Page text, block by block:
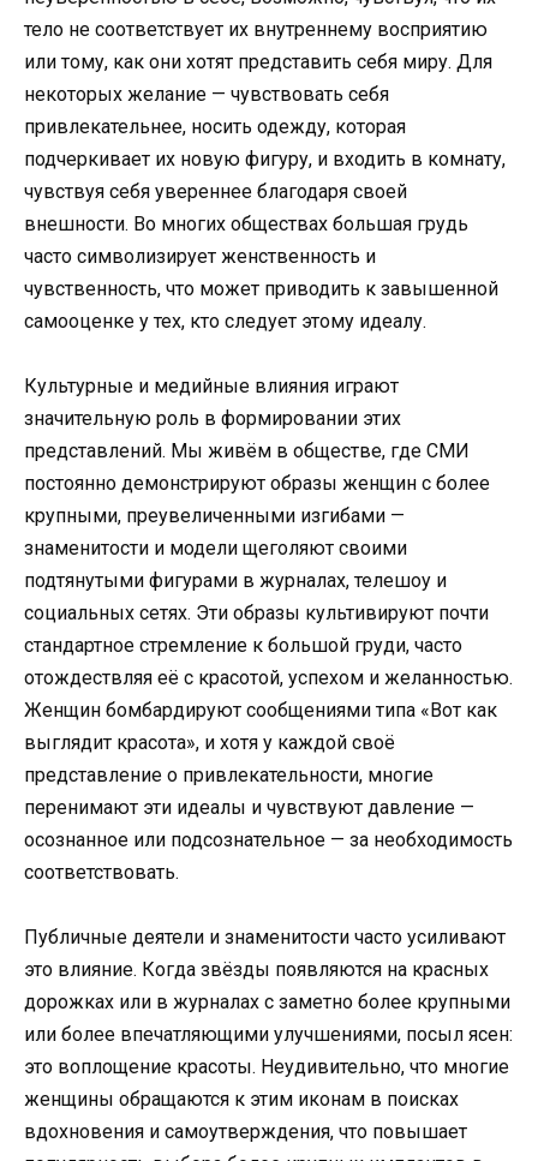
тело не соответствует их внутреннему восприятию
или тому, как они хотят представить себя миру. Для
некоторых желание — чувствовать себя
привлекательнее, носить одежду, которая
подчеркивает их новую фигуру, и входить в комнату,
чувствуя себя увереннее благодаря своей
внешности. Во многих обществах большая грудь
часто символизирует женственность и
чувственность, что может приводить к завышенной
самооценке у тех, кто следует этому идеалу.
Культурные и медийные влияния играют
значительную роль в формировании этих
представлений. Мы живём в обществе, где СМИ
постоянно демонстрируют образы женщин с более
крупными, преувеличенными изгибами —
знаменитости и модели щеголяют своими
подтянутыми фигурами в журналах, телешоу и
социальных сетях. Эти образы культивируют почти
стандартное стремление к большой груди, часто
отождествляя её с красотой, успехом и желанностью.
Женщин бомбардируют сообщениями типа «Вот как
выглядит красота», и хотя у каждой своё
представление о привлекательности, многие
перенимают эти идеалы и чувствуют давление —
осознанное или подсознательное — за необходимость
соответствовать.
Публичные деятели и знаменитости часто усиливают
это влияние. Когда звёзды появляются на красных
дорожках или в журналах с заметно более крупными
или более впечатляющими улучшениями, посыл ясен:
это воплощение красоты. Неудивительно, что многие
женщины обращаются к этим иконам в поисках
вдохновения и самоутверждения, что повышает